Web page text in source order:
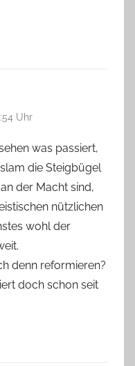
Uhr
was passiert,
die Steigbügel
der Macht sind,
nützlichen
wohl der
denn reformieren?
doch schon seit